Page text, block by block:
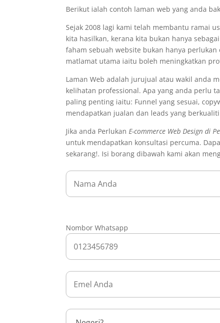
Berikut ialah contoh laman web yang anda
Sejak 2008 lagi kami telah membantu ramai
kita hasilkan, kerana kita bukan hanya
faham sebuah website bukan hanya
matlamat utama iaitu boleh meningkatkan
Laman Web adalah jurujual atau wakil anda
kelihatan professional. Apa yang anda perlu
paling penting iaitu: Funnel yang sesuai,
mendapatkan jualan dan leads yang
Jika anda PerlukanE-commerce Web Design di
untuk mendapatkan konsultasi percuma.
sekarang!. Isi borang dibawah kami akan
Nombor Whatsapp